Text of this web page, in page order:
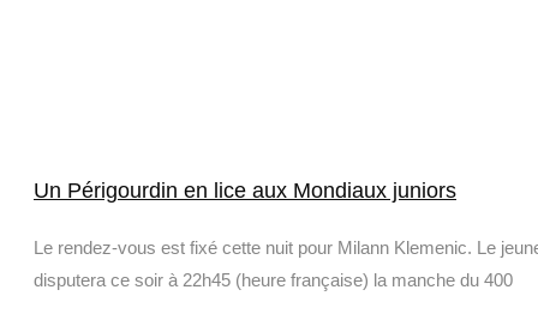
Un Périgourdin en lice aux Mondiaux juniors
Le rendez-vous est fixé cette nuit pour Milann Klemenic. Le
disputera ce soir à 22h45 (heure française) la manche du 400